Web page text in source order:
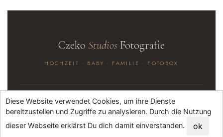
Diese Website verwendet Cookies, um ihre Dienste
bereitzustellen und Zugriffe zu analysieren. Durch die Nutzung
dieser Webseite erklärst Du dich damit einverstanden.
ok
Czeko Studios Fotografie
HOCHZEIT · BABY · FAMILIE · FOTOBOX
HOCHZEITSFOTOS
Standesamt Quickie